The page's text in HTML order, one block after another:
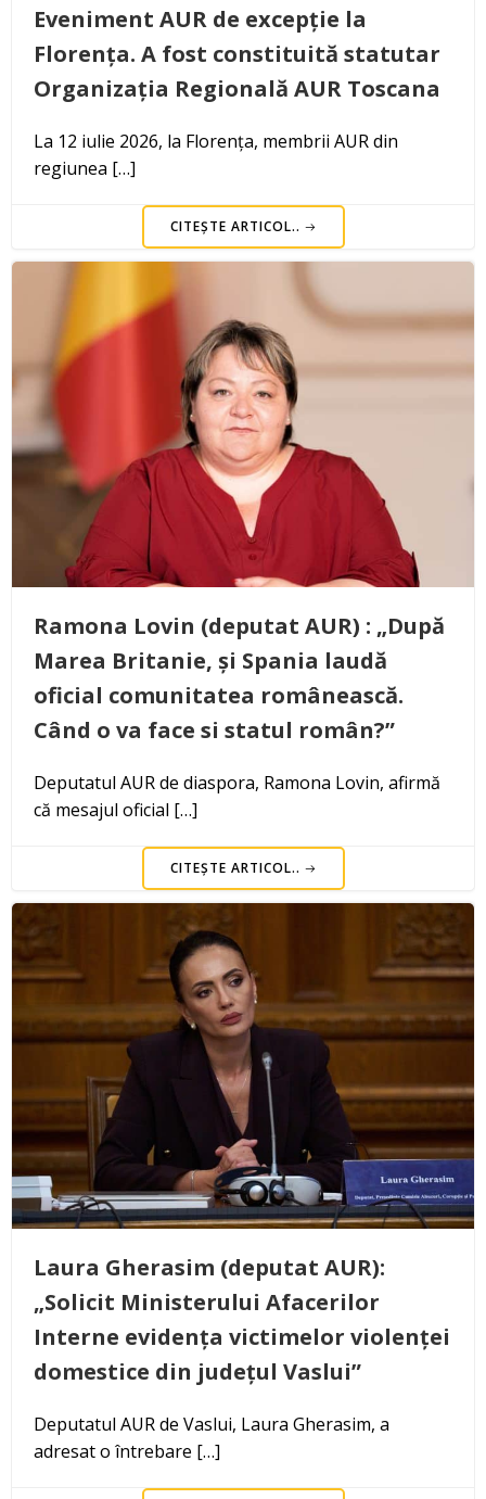
Eveniment AUR de excepție la
Florența. A fost constituită statutar
Organizația Regională AUR Toscana
La 12 iulie 2026, la Florența, membrii AUR din
regiunea […]
CITEȘTE ARTICOL..
Ramona Lovin (deputat AUR) : „După
Marea Britanie, și Spania laudă
oficial comunitatea românească.
Când o va face si statul român?”
Deputatul AUR de diaspora, Ramona Lovin, afirmă
că mesajul oficial […]
CITEȘTE ARTICOL..
Laura Gherasim (deputat AUR):
„Solicit Ministerului Afacerilor
Interne evidența victimelor violenței
domestice din județul Vaslui”
Deputatul AUR de Vaslui, Laura Gherasim, a
adresat o întrebare […]